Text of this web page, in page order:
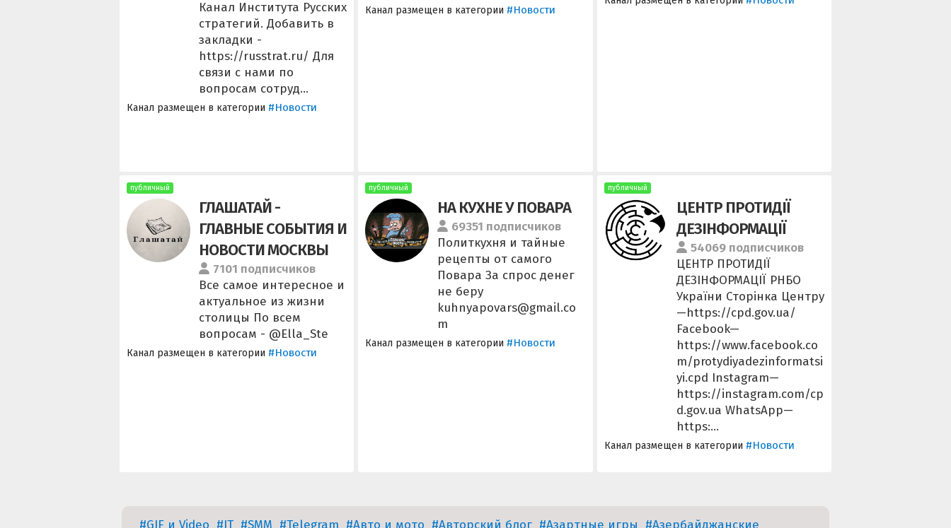
Канал Института Русских
стратегий. Добавить в
закладки -
https://russtrat.ru/ Для
связи с нами по
вопросам сотруд...
Канал размещен в категории #Новости
Канал размещен в категории #Новости
публичный
ГЛАШАТАЙ -
ГЛАВНЫЕ СОБЫТИЯ И
НОВОСТИ МОСКВЫ
7101 подписчиков
Все самое интересное и
актуальное из жизни
столицы По всем
вопросам - @Ella_Ste
Канал размещен в категории #Новости
публичный
НА КУХНЕ У ПОВАРА
69351 подписчиков
Политкухня и тайные
рецепты от самого
Повара За спрос денег
не беру
kuhnyapovars@gmail.co
m
Канал размещен в категории #Новости
публичный
ЦЕНТР ПРОТИДІЇ
ДЕЗІНФОРМАЦІЇ
54069 подписчиков
ЦЕНТР ПРОТИДІЇ
ДЕЗІНФОРМАЦІЇ РНБО
України Сторінка Центру
—https://cpd.gov.ua/
Facebook—
https://www.facebook.co
m/protydiyadezinformatsi
yi.cpd Instagram—
https://instagram.com/cp
d.gov.ua WhatsApp—
https:...
Канал размещен в категории #Новости
#GIF и Video #IT #SMM #Telegram #Авто и мото #Авторский блог #Азартные игры #Азербайджанские